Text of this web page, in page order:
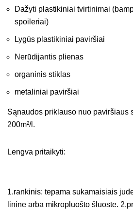
Dažyti plastikiniai tvirtinimai
spoileriai)
Lygūs plastikiniai paviršiai
Nerūdijantis plienas
organinis stiklas
metaliniai paviršiai
Sąnaudos priklauso nuo paviršiaus
200m²/l.
Lengva pritaikyti:
1.rankinis: tepama sukamaisiais
linine arba mikropluošto šluoste.